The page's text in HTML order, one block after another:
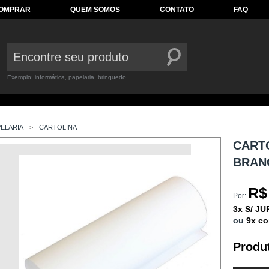
QUEM SOMOS CONTATO FAQ
Exemplo: informática, papelaria, brinquedo
CARTOLINA
Por:
3x S/
ou 9x